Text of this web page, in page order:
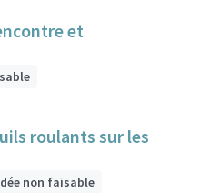
et
roulants sur les
non faisable